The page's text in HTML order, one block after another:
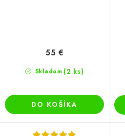
Skladom (2 ks)
55 €
DO KOŠÍKA